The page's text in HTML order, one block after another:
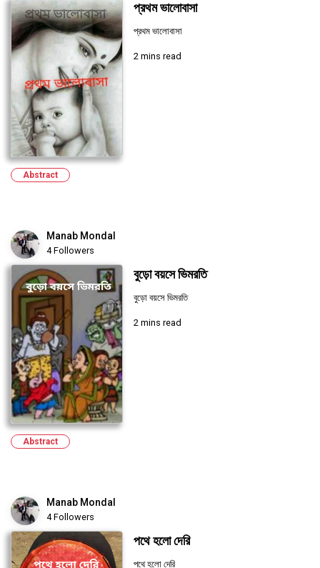
প্রথম ভালোবাসা
প্রথম ভালোবাসা
2 mins read
Abstract
Manab Mondal
4 Followers
বুড়ো বয়সে ভিমরতি
বুড়ো বয়সে ভিমরতি
2 mins read
Abstract
Manab Mondal
4 Followers
পথে হলো দেরি
পথে হলো দেরি